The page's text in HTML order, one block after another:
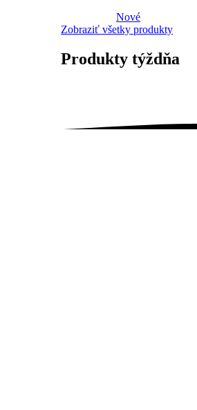
Nové
Zobraziť všetky produkty
Produkty týždňa